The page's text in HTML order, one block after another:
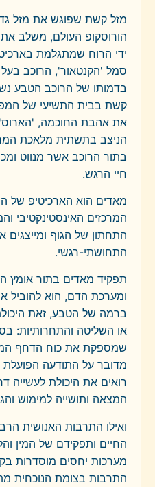
מזל קשת שפוגש את מזל
הורוסקופ העולם, משלב
ידי הרוח שמתגלמת
סמל 'הקנטאור', הרוכב
בדמותו של הרוכב הטבע
קשת בבית התשיעי של
את אהבת החוכמה, 'הארוס'
הניצב בתשתית מלאכת
בתור הרוכב אשר מנווט
חיי הרגש.
מאדים הוא הארכיטיפ של
המרכזים האינסטינקטיבי
התחתון של הגוף ומייצגים
התחושתי-רגשי.
תפקיד מאדים בתור אומץ
ומערכת הדם, הוא להוביל
ברמה של הטבע, זאת
או השליטה והתחרותיות:
שמספקת את כוח הדחף
מדובר על התודעה
רואים את היכולת לעשייה
המצאה ותושייה למימוש
ואילו התרבות האנושית
החיים ותפקידם של המין
מערכות יחסים מוסדרות
התרבות בצומת הנוכחית